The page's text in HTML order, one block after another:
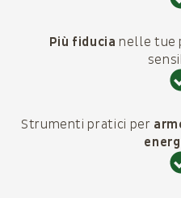
Più fiducia nelle tue
Strumenti pratici per